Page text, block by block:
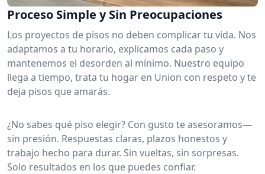
Proceso Simple y Sin Preocupaciones
Los proyectos de pisos no deben complicar tu vida. Nos
adaptamos a tu horario, explicamos cada paso y
mantenemos el desorden al mínimo. Nuestro equipo
llega a tiempo, trata tu hogar en Union con respeto y te
deja pisos que amarás.
¿No sabes qué piso elegir? Con gusto te asesoramos—
sin presión. Respuestas claras, plazos honestos y
trabajo hecho para durar. Sin vueltas, sin sorpresas.
Solo resultados en los que puedes confiar.